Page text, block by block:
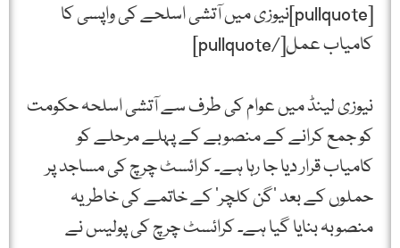
[pullquote]نیوزی میں آتشی اسلحے کی واپسی کا
کامیاب عمل[/pullquote]
نیوزی لینڈ میں عوام کی طرف سے آتشی اسلحہ حکومت
کو جمع کرانے کے منصوبے کے پہلے مرحلے کو
کامیاب قرار دیا جا رہا ہے۔ کرائسٹ چرچ کی مساجد پر
حملوں کے بعد ’گن کلچر‘ کے خاتمے کی خاطر یہ
منصوبہ بنایا گیا ہے۔ کرائسٹ چرچ کی پولیس نے